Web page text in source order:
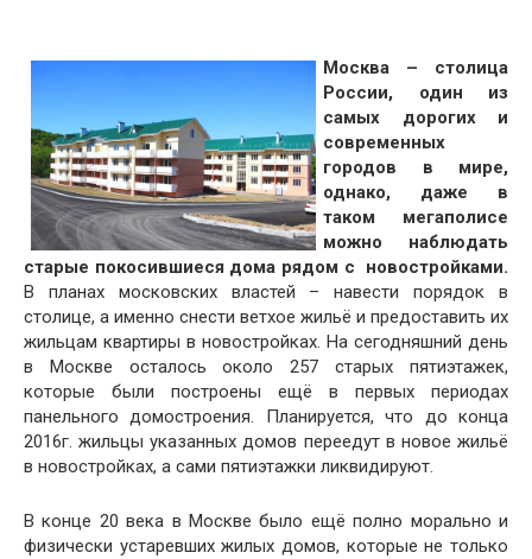
Москва – столица
России, один из
самых дорогих и
современных
городов в мире,
однако, даже в
таком мегаполисе
можно наблюдать
старые покосившиеся дома рядом с новостройками.
В планах московских властей – навести порядок в
столице, а именно снести ветхое жильё и предоставить их
жильцам квартиры в новостройках. На сегодняшний день
в Москве осталось около 257 старых пятиэтажек,
которые были построены ещё в первых периодах
панельного домостроения. Планируется, что до конца
2016г. жильцы указанных домов переедут в новое жильё
в новостройках, а сами пятиэтажки ликвидируют.
В конце 20 века в Москве было ещё полно морально и
физически устаревших жилых домов, которые не только